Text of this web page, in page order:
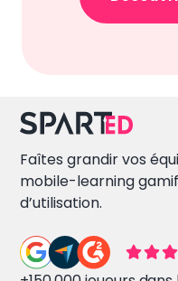
Faîtes grandir vos
mobile-learning
d’utilisation.